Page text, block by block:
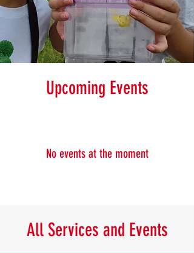
Upcoming Events
No events at the moment
All Services and Events